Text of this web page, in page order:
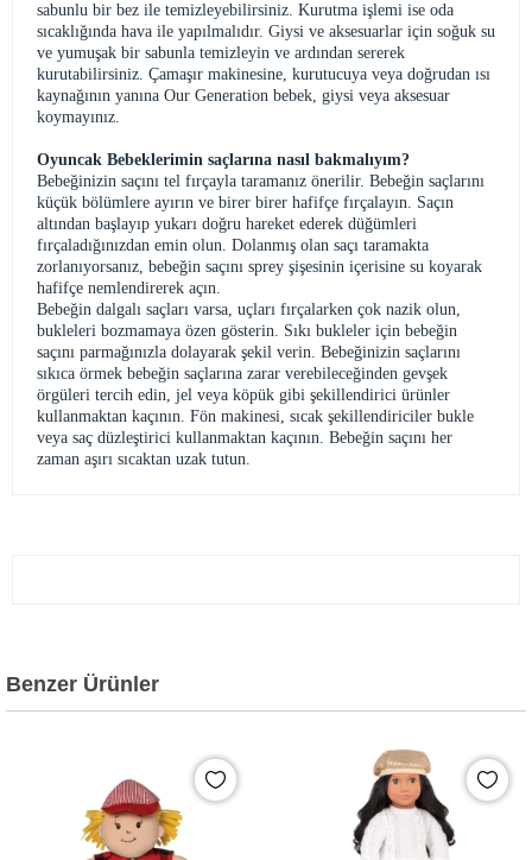
sabunlu bir bez ile temizleyebilirsiniz. Kurutma işlemi ise oda
sıcaklığında hava ile yapılmalıdır. Giysi ve aksesuarlar için soğuk su
ve yumuşak bir sabunla temizleyin ve ardından sererek
kurutabilirsiniz. Çamaşır makinesine, kurutucuya veya doğrudan ısı
kaynağının yanına Our Generation bebek, giysi veya aksesuar
koymayınız.
Oyuncak Bebeklerimin saçlarına nasıl bakmalıyım?
Bebeğinizin saçını tel fırçayla taramanız önerilir. Bebeğin saçlarını
küçük bölümlere ayırın ve birer birer hafifçe fırçalayın. Saçın
altından başlayıp yukarı doğru hareket ederek düğümleri
fırçaladığınızdan emin olun. Dolanmış olan saçı taramakta
zorlanıyorsanız, bebeğin saçını sprey şişesinin içerisine su koyarak
hafifçe nemlendirerek açın.
Bebeğin dalgalı saçları varsa, uçları fırçalarken çok nazik olun,
bukleleri bozmamaya özen gösterin. Sıkı bukleler için bebeğin
saçını parmağınızla dolayarak şekil verin. Bebeğinizin saçlarını
sıkıca örmek bebeğin saçlarına zarar verebileceğinden gevşek
örgüleri tercih edin, jel veya köpük gibi şekillendirici ürünler
kullanmaktan kaçının. Fön makinesi, sıcak şekillendiriciler bukle
veya saç düzleştirici kullanmaktan kaçının. Bebeğin saçını her
zaman aşırı sıcaktan uzak tutun.
Benzer Ürünler